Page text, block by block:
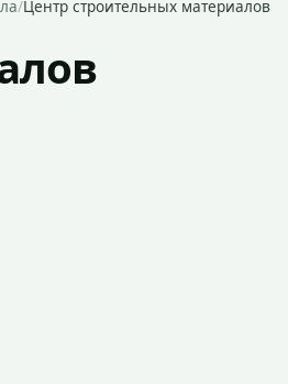
/Центр строительных материалов